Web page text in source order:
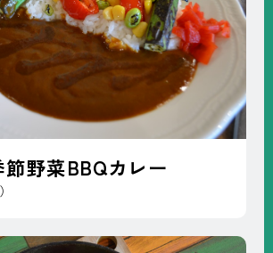
節野菜BBQカレー